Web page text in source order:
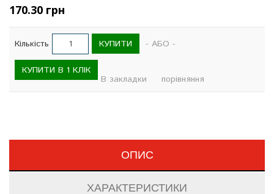
170.30 грн
Кількість КУПИТИ - АБО -
КУПИТИ В 1 КЛІК
В закладки порівняння
ОПИС
ХАРАКТЕРИСТИКИ